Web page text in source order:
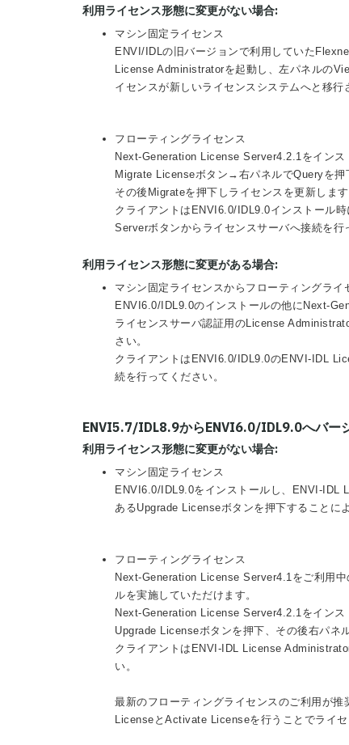
利用ライセンス形態に変更がない場合:
マシン固定ライセンス
ENVI/IDLの旧バージョンで利用していた
License Administratorを起動し、左パネルの
イセンスが新しいライセンスシステムへと移行
フローティングライセンス
Next-Generation License Server4.2.1をイン
Migrate Licenseボタン→右パネルでQueryを押
その後Migrateを押下しライセンスを更新しま
クライアントはENVI6.0/IDL9.0インストール
Serverボタンからライセンスサーバへ接続を行
利用ライセンス形態に変更がある場合:
マシン固定ライセンスからフローティングライ
ENVI6.0/IDL9.0のインストールの他にNext-
ライセンスサーバ認証用のLicense
さい。
クライアントはENVI6.0/IDL9.0のENVI-IDL
続を行ってください。
ENVI5.7/IDL8.9からENVI6.0/IDL9.0へバー
利用ライセンス形態に変更がない場合:
マシン固定ライセンス
ENVI6.0/IDL9.0をインストールし、ENVI-IDL
あるUpgrade Licenseボタンを押下することに
フローティングライセンス
Next-Generation License Server4.1をご利用
ルを実施していただけます。
Next-Generation License Server4.2.1をイン
Upgrade Licenseボタンを押下、その後右パネ
クライアントはENVI-IDL License
い。
最新のフローティングライセンスのご利用が
LicenseとActivate Licenseを行うことでライセ